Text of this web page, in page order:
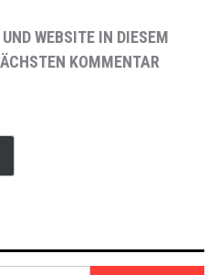
WEBSITE IN DIESEM
KOMMENTAR